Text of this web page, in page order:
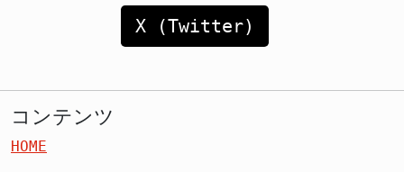
X (Twitter)
コンテンツ
HOME